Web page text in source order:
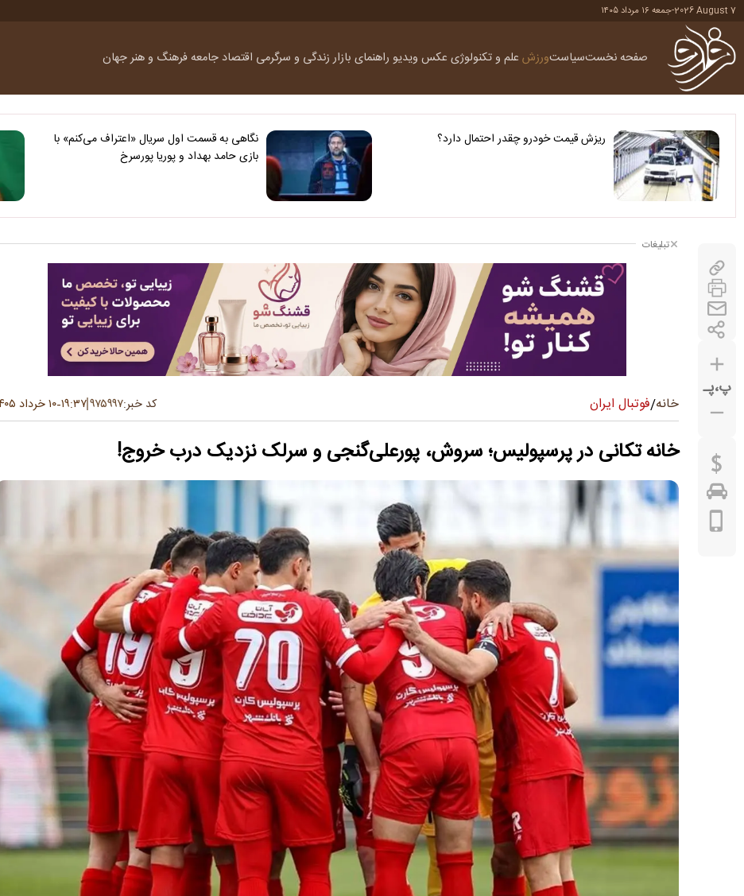
2026 August 7
-جمعه ۱۶ مرداد ۱۴۰۵
صفحه نخستسیاستورزش علم و تکنولوژی عکس ویدیو راهنمای بازارزندگی و سرگرمی اقتصاد جامعهفرهنگ و هنرجهان
ریزش قیمت خودرو چقدر احتمال دارد؟
نگاهی به قسمت اول سریال «اعتراف می‌کنم» با
بازی حامد بهداد و پوریا پورسرخ
پ،پـ
تبلیغات
خانه/فوتبال ایران کد خبر:۹۷۵۹۹۷۱۹:۳۷-۱۰ خرداد ۱۴۰۵
خانه تکانی در پرسپولیس؛ سروش، پورعلی‌گنجی و سرلک نزدیک درب خروج!